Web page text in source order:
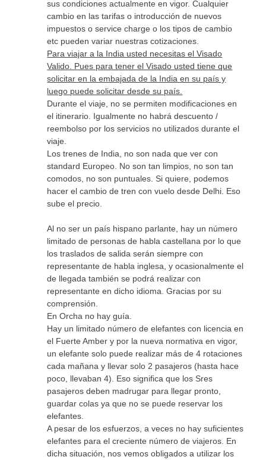
sus condiciones actualmente en vigor. Cualquier
cambio en las tarifas o introducción de nuevos
impuestos o service charge o los tipos de cambio
etc pueden variar nuestras cotizaciones.
Para viajar a la India usted necesitas el Visado
Valido. Pues para tener el Visado usted tiene que
solicitar en la embajada de la India en su país y
luego puede solicitar desde su país.
Durante el viaje, no se permiten modificaciones en
el itinerario. Igualmente no habrá descuento /
reembolso por los servicios no utilizados durante el
viaje.
Los trenes de India, no son nada que ver con
standard Europeo. No son tan limpios, no son tan
comodos, no son puntuales. Si quiere, podemos
hacer el cambio de tren con vuelo desde Delhi. Eso
sube el precio.
Al no ser un país hispano parlante, hay un número
limitado de personas de habla castellana por lo que
los traslados de salida serán siempre con
representante de habla inglesa, y ocasionalmente el
de llegada también se podrá realizar con
representante en dicho idioma. Gracias por su
comprensión.
En Orcha no hay guía.
Hay un limitado número de elefantes con licencia en
el Fuerte Amber y por la nueva normativa en vigor,
un elefante solo puede realizar más de 4 rotaciones
cada mañana y llevar solo 2 pasajeros (hasta hace
poco, llevaban 4). Eso significa que los Sres
pasajeros deben madrugar para llegar pronto,
guardar colas ya que no se puede reservar los
elefantes.
A pesar de los esfuerzos, a veces no hay suficientes
elefantes para el creciente número de viajeros. En
dicha situación, nos vemos obligados a utilizar los